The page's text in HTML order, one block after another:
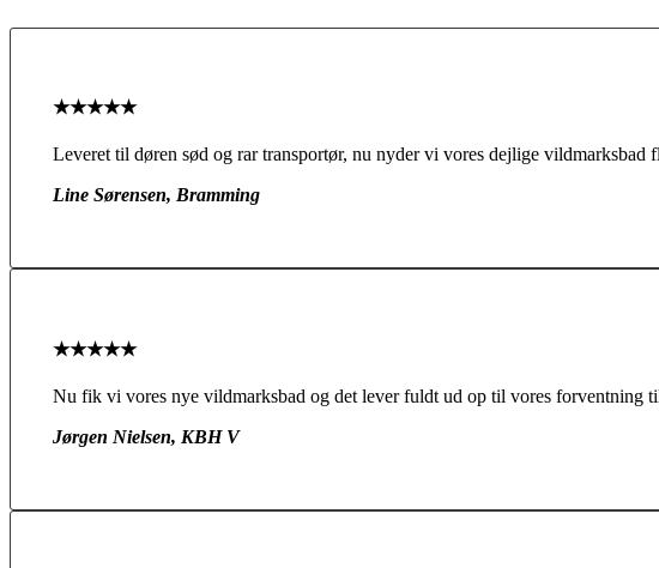
★★★★★
Leveret til døren sød og rar transportør, nu nyder vi vores dejlige vildmarksbad
Line Sørensen, Bramming
★★★★★
Nu fik vi vores nye vildmarksbad og det lever fuldt ud op til vores forventning
Jørgen Nielsen, KBH V